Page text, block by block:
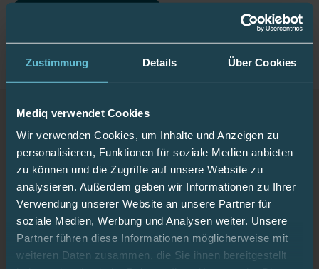
Zustimmung Details Über Cookies
Mediq verwendet Cookies
Wir verwenden Cookies, um Inhalte und Anzeigen zu
personalisieren, Funktionen für soziale Medien anbieten
zu können und die Zugriffe auf unsere Website zu
analysieren. Außerdem geben wir Informationen zu Ihrer
Verwendung unserer Website an unsere Partner für
soziale Medien, Werbung und Analysen weiter. Unsere
Partner führen diese Informationen möglicherweise mit
weiteren Daten zusammen, die Sie ihnen bereitgestellt
Beschreibung
Das Kliniplast fix sensitive Pflaster ist mit einer weichen
Silikonbeschichtung versehen, um die empfindliche und
zerbrechliche Haut zu schonen. Es bietet eine sanfte
Haftung, ohne Reizungen oder Unbehagen zu
verursachen.